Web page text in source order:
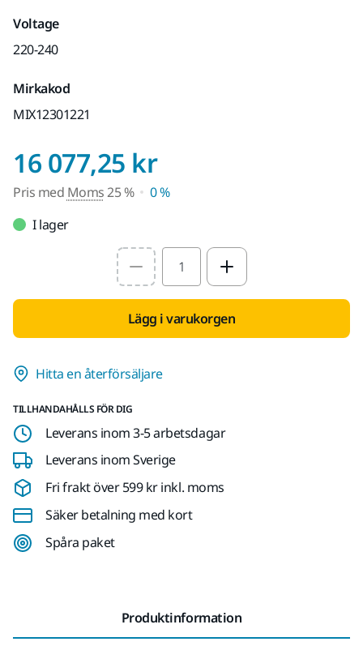
Voltage
220-240
Mirkakod
MIX12301221
16 077,25 krPris med Moms
Pris med Moms25 %
0 %
I lager
Select quantity value
Lägg i varukorgen
Hitta en återförsäljare
TILLHANDAHÅLLS FÖR DIG
Leverans inom 3-5 arbetsdagar
Leverans inom Sverige
Fri frakt över 599 kr inkl. moms
Säker betalning med kort
Spåra paket
Produktinformation